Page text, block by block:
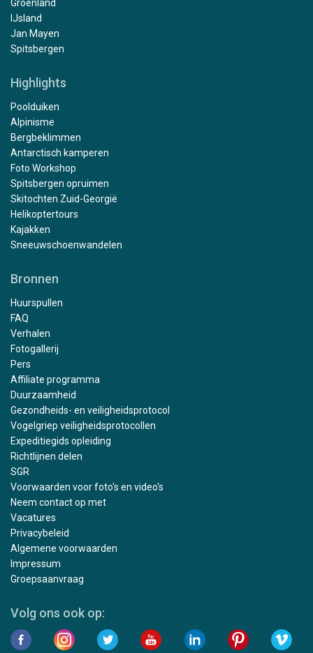
Groenland
IJsland
Jan Mayen
Spitsbergen
Highlights
Poolduiken
Alpinisme
Bergbeklimmen
Antarctisch kamperen
Foto Workshop
Spitsbergen opruimen
Skitochten Zuid-Georgië
Helikoptertours
Kajakken
Sneeuwschoenwandelen
Bronnen
Huurspullen
FAQ
Verhalen
Fotogallerij
Pers
Affiliate programma
Duurzaamheid
Gezondheids- en veiligheidsprotocol
Vogelgriep veiligheidsprotocollen
Expeditiegids opleiding
Richtlijnen delen
SGR
Voorwaarden voor foto's en video's
Neem contact op met
Vacatures
Privacybeleid
Algemene voorwaarden
Impressum
Groepsaanvraag
Volg ons ook op: